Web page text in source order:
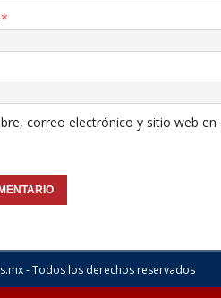
*
correo electrónico y sitio web
- Todos los derechos reservados